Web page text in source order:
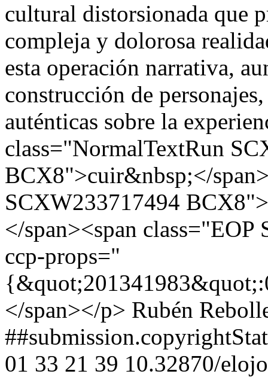
cultural distorsionada que
compleja y dolorosa
esta operación narrativa,
construcción de
auténticas sobre la
class="NormalTextRun
BCX8">cuir&nbsp;</
SCXW233717494
</span><span
ccp-props="
</span></p> Rubén
01 33 21 39 10.32870/